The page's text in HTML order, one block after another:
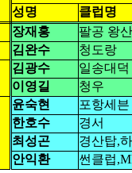
성명
클럽명
장재홍
팔공 왕산
김완수 청도랑
김광수
일송대덕
이영길
청우
윤숙현
포항세븐
한호수
경서
최성곤
경산탑,
안익환
썬클럽